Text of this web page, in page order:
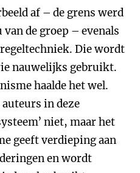
af – de grens werd
de groep – evenals
Die wordt
nauwelijks gebruikt.
haalde het wel.
in deze
niet, maar het
geeft verdieping aan
en wordt